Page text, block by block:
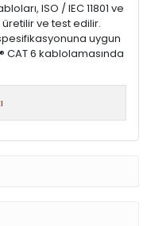
ISO / IEC 11801 ve
üretilir ve test edilir.
uygun
CAT 6 kablolamasında